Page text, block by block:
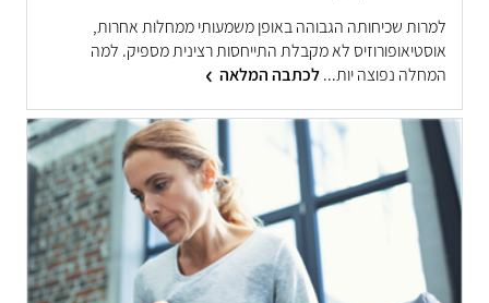
למרות שכיחותה הגבוהה באופן משמעותי ממחלות אחרות,
אוסטיאופורוזיס לא מקבלת התייחסות רצינית מספיק. למה
המחלה נפוצה יות...לכתבה המלאה